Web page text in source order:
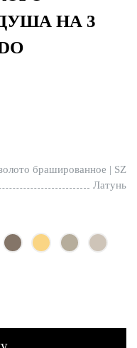
НА 3
брашированное | SZ
Латунь